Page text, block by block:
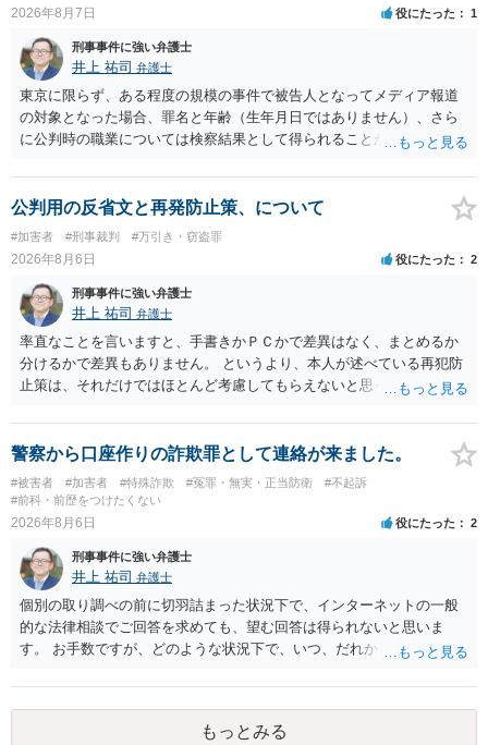
2026年8月7日 役にたった 1
刑事事件に強い弁護士
井上 祐司 弁護士
東京に限らず、ある程度の規模の事件で被告人となってメディア報道
の対象となった場合、罪名と年齢（生年月日ではありません）、さら
に公判時の職業については検察結果として得られることが通常です。
公判用の反省文と再発防止策、について
#加害者 #刑事裁判 #万引き・窃盗罪
2026年8月6日 役にたった 2
刑事事件に強い弁護士
井上 祐司 弁護士
率直なことを言いますと、手書きかＰＣかで差異はなく、まとめるか
分けるかで差異もありません。 というより、本人が述べている再犯防
止策は、それだけではほとんど考慮してもらえないと思った方が良い
やカウンセリング・治療の内容 ・利用している再犯防止策（例えば保
護観察所と連携した職業支援の内容や具体的な就労・監督状況） ・監
督者の証言 など、証拠で担保された客観性と実現可能性があるもので
なければあまり意味がありません。 もともと執行猶予が狙える事案で
あれば本人の反省の言葉だけで十分であり、実刑となるか微妙な事案
いうのが実感です。
警察から口座作りの詐欺罪として連絡が来ました。
#被害者 #加害者 #特殊詐欺 #冤罪・無実・正当防衛
#不起訴
#前科・前歴をつけたくない
2026年8月6日 役にたった 2
刑事事件に強い弁護士
井上 祐司 弁護士
個別の取り調べの前に切羽詰まった状況下で、インターネットの一般
的な法律相談でご回答を求めても、望む回答は得られないと思いま
す。 お手数ですが、どのような状況下で、いつ、だれからどのような
の程度だと聞いているのかということについて、お近くで詳細な法律
相談を受けられたうえで対処方法を探された方がよいと思われます。
一般論でいえば、任意取り調べの場合、ＩＣレコーダーを持参して取
もっとみる